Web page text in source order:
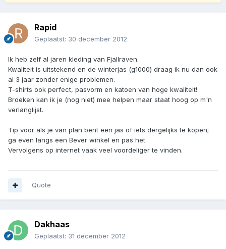
Rapid
Geplaatst: 30 december 2012
Ik heb zelf al jaren kleding van Fjallraven.
Kwaliteit is uitstekend en de winterjas (g1000) draag ik nu dan ook
al 3 jaar zonder enige problemen.
T-shirts ook perfect, pasvorm en katoen van hoge kwaliteit!
Broeken kan ik je (nog niet) mee helpen maar staat hoog op m'n
verlanglijst.
Tip voor als je van plan bent een jas of iets dergelijks te kopen;
ga even langs een Bever winkel en pas het.
Vervolgens op internet vaak veel voordeliger te vinden.
Quote
Dakhaas
Geplaatst: 31 december 2012